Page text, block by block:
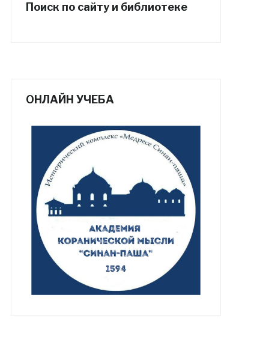
Поиск по сайту и библиотеке
ОНЛАЙН УЧЕБА